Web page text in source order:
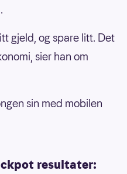
gjeld, og spare litt. Det
sier han om
sin med mobilen
resultater: